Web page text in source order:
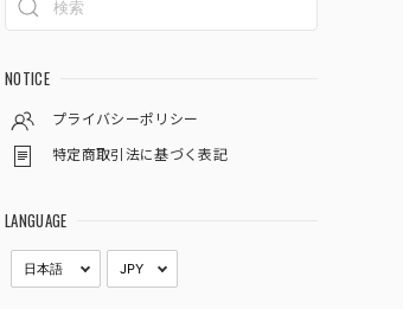
NOTICE
プライバシーポリシー
特定商取引法に基づく表記
LANGUAGE